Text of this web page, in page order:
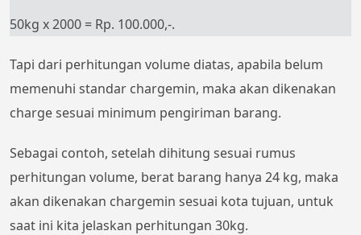
50kg x 2000 = Rp. 100.000,-.
Tapi dari perhitungan volume diatas, apabila belum
memenuhi standar chargemin, maka akan dikenakan
charge sesuai minimum pengiriman barang.
Sebagai contoh, setelah dihitung sesuai rumus
perhitungan volume, berat barang hanya 24 kg, maka
akan dikenakan chargemin sesuai kota tujuan, untuk
saat ini kita jelaskan perhitungan 30kg.